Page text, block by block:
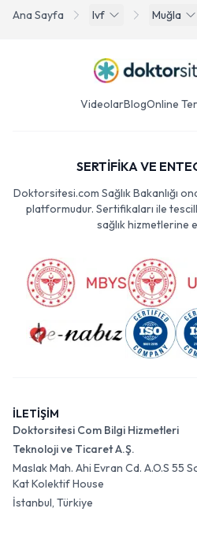
Ana Sayfa Ivf Muğla
VideolarBlogOnline
SERTİFİKA VE
Doktorsitesi.com Sağlık Bakanlığı
platformudur. Sertifikaları ile
sağlık hizmetlerine
İLETİŞİM
Doktorsitesi Com Bilgi Hizmetleri
Teknoloji ve Ticaret A.Ş.
Maslak Mah. Ahi Evran Cd. A.O.S 55
Kat Kolektif House
İstanbul, Türkiye